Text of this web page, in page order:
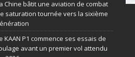
Chine bâtit une aviation de combat
saturation tournée vers la sixième
KAAN P1 commence ses essais de
avant un premier vol attendu